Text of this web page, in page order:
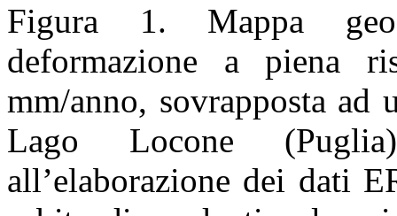
Figura 1. Mappa
deformazione a piena
mm/anno, sovrapposta ad
Lago Locone
all’elaborazione dei dati